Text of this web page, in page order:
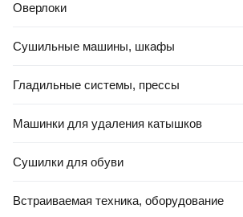
Оверлоки
Сушильные машины, шкафы
Гладильные системы, прессы
Машинки для удаления катышков
Сушилки для обуви
Встраиваемая техника, оборудование